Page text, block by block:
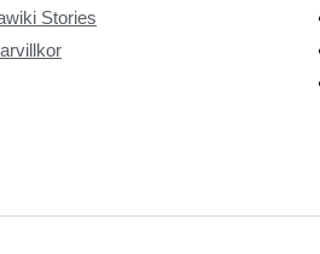
Stories